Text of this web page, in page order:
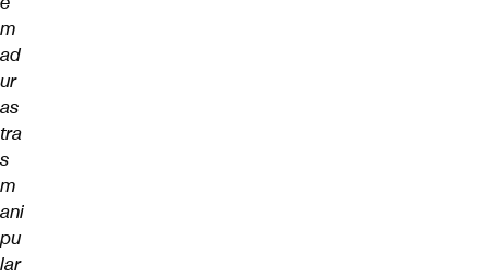
m
ad
ur
as
tra
s
m
ani
pu
lar